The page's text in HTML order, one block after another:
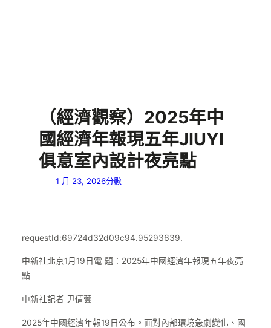
（經濟觀察）2025年中
國經濟年報現五年JIUYI
俱意室內設計夜亮點
1 月 23, 2026分數
requestId:69724d32d09c94.95293639.
中新社北京1月19日電 題：2025年中國經濟年報現五年夜亮
點
中新社記者 尹倩蕓
2025年中國經濟年報19日公布。面對內部環境急劇變化、國